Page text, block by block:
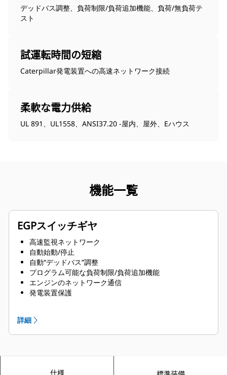
デッドバス調整、負荷制限/負荷追加機能、負荷/無負荷テ
スト
試運転時間の短縮
Caterpillar発電装置への高速ネットワーク接続
柔軟な電力供給
UL 891、UL1558、ANSI37.20 -屋内、屋外、Eハウス
機能一覧
EGPスイッチギヤ
高速監視ネットワーク
自動始動/停止
自動“デッドバス”調整
プログラム可能な負荷制限/負荷追加機能
エンジンのネットワーク通信
発電装置保護
自動/手動コントロール選択
保護された設定およびセットアップのパスワード保護
タッチスクリーン（HMI）ディスプレイ
詳細
仕様